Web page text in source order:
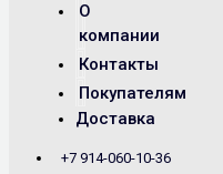
О
компании
Контакты
Покупателям
Доставка
+7 914-060-10-36